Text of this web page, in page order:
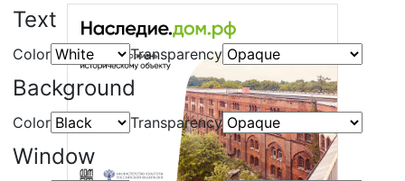
Text
Color Transparency
Background
Color Transparency
Window